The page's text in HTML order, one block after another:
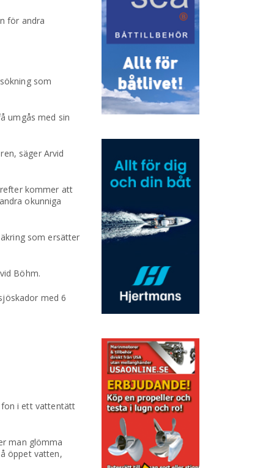
för andra
som
umgås med sin
säger Arvid
kommer att
okunniga
som ersätter
Böhm.
med 6
i ett vattentätt
man glömma
öppet vatten,